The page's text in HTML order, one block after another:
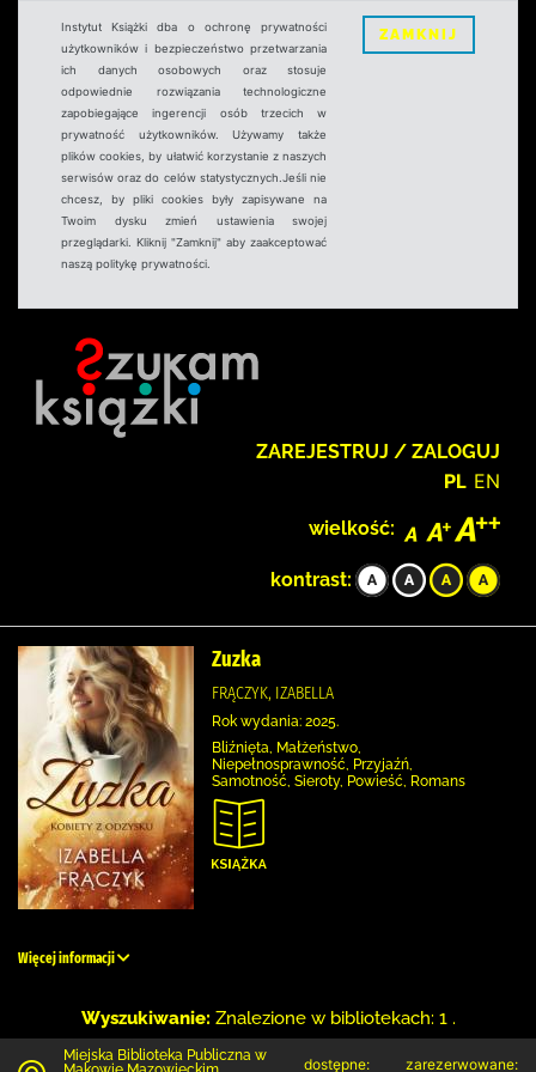
Instytut Książki dba o ochronę prywatności
użytkowników i bezpieczeństwo przetwarzania
ich danych osobowych oraz stosuje
odpowiednie rozwiązania technologiczne
zapobiegające ingerencji osób trzecich w
prywatność użytkowników. Używamy także
plików cookies, by ułatwić korzystanie z naszych
serwisów oraz do celów statystycznych.Jeśli nie
chcesz, by pliki cookies były zapisywane na
Twoim dysku zmień ustawienia swojej
przeglądarki. Kliknij "Zamknij" aby zaakceptować
naszą politykę prywatności.
ZAMKNIJ
ZAREJESTRUJ / ZALOGUJ
PL EN
wielkość:
kontrast:
Zuzka
FRĄCZYK, IZABELLA
Rok wydania: 2025.
Bliźnięta, Małżeństwo,
Niepełnosprawność, Przyjaźń,
Samotność, Sieroty, Powieść, Romans
Więcej informacji
Wyszukiwanie: Znalezione w bibliotekach: 1 .
Miejska Biblioteka Publiczna w
dostępne: zarezerwowane: